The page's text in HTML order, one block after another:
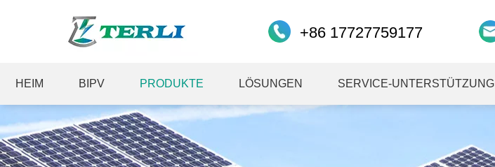
+86 17727759177
HEIM BIPV PRODUKTE LÖSUNGEN SERVICE-UNTERSTÜTZUNG